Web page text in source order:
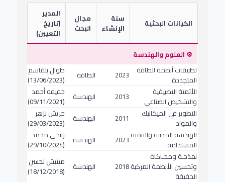
الكيانات البحثية
سنة
الإنشاء
مجال
البحث
المدير
(تاريخ
التعيين)
⚙️ العلوم والهندسة
تطبيقات أنظمة الطاقة
المتجددة
2023 الطاقة
طوال بلقاسم
(13/06/2023)
الأتمتة التطبيقية
والتشخيص الصناعي
2013 الهندسة
حفيفه أحمد
(09/11/2021)
التطوير في الميكانيك
والمواد
2011 الهندسة
حريش لزهر
(29/03/2023)
الهندسة المدنية والتنمية
المستدامة
2023 الهندسة
رابحي محمد
(29/10/2024)
نمذجـة ومحـاكاة
وتحسين الأنظمة المركبة
الحقيقة
2018 الهندسة
ميتيش لحسن
(18/12/2018)